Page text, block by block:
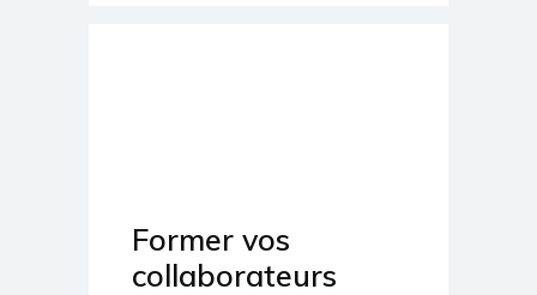
Former vos
collaborateurs